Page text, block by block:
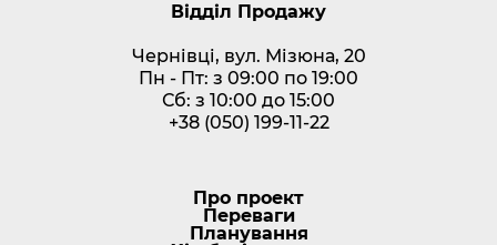
Відділ Продажу
Чернівці, вул. Мізюна, 20
Пн - Пт: з 09:00 по 19:00
Сб: з 10:00 до 15:00
+38 (050) 199-11-22
Про проект
Переваги
Планування